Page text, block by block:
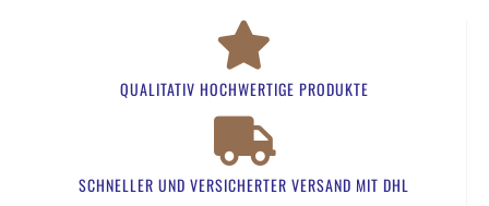
QUALITATIV HOCHWERTIGE PRODUKTE
SCHNELLER UND VERSICHERTER VERSAND MIT DHL